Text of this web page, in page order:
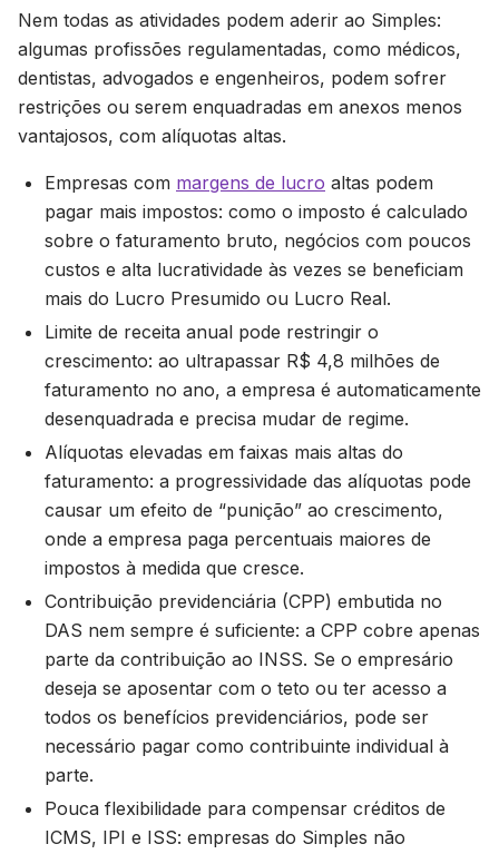
Nem todas as atividades podem aderir ao Simples:
algumas profissões regulamentadas, como médicos,
dentistas, advogados e engenheiros, podem sofrer
restrições ou serem enquadradas em anexos menos
vantajosos, com alíquotas altas.
Empresas com margens de lucro altas podem
pagar mais impostos: como o imposto é calculado
sobre o faturamento bruto, negócios com poucos
custos e alta lucratividade às vezes se beneficiam
mais do Lucro Presumido ou Lucro Real.
Limite de receita anual pode restringir o
crescimento: ao ultrapassar R$ 4,8 milhões de
faturamento no ano, a empresa é automaticamente
desenquadrada e precisa mudar de regime.
Alíquotas elevadas em faixas mais altas do
faturamento: a progressividade das alíquotas pode
causar um efeito de “punição” ao crescimento,
onde a empresa paga percentuais maiores de
impostos à medida que cresce.
Contribuição previdenciária (CPP) embutida no
DAS nem sempre é suficiente: a CPP cobre apenas
parte da contribuição ao INSS. Se o empresário
deseja se aposentar com o teto ou ter acesso a
todos os benefícios previdenciários, pode ser
necessário pagar como contribuinte individual à
parte.
Pouca flexibilidade para compensar créditos de
ICMS, IPI e ISS: empresas do Simples não